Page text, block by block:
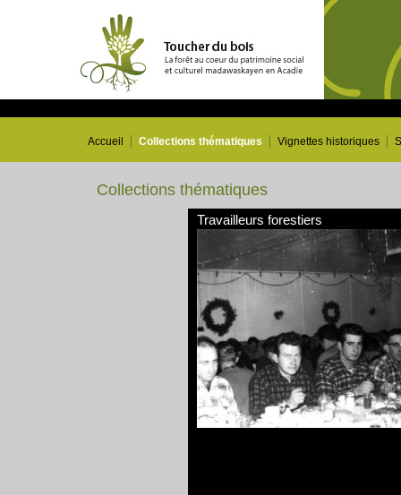
Accueil Collections thématiques Vignettes historiques
Collections thématiques
Travailleurs forestiers